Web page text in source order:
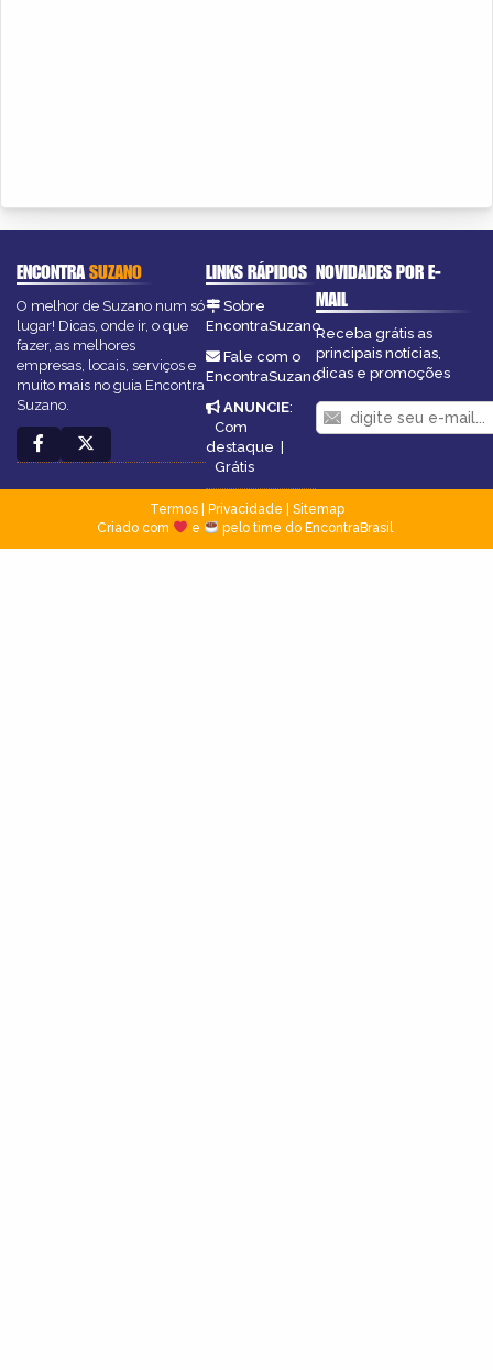
ENCONTRASUZANO
O melhor de Suzano num só
lugar! Dicas, onde ir, o que
fazer, as melhores
empresas, locais, serviços e
muito mais no guia Encontra
Suzano.
LINKS RÁPIDOS
Sobre
EncontraSuzano
Fale com o
EncontraSuzano
ANUNCIE:
Com
destaque |
Grátis
NOVIDADES POR E-
MAIL
Receba grátis as
principais notícias,
dicas e promoções
Termos| Privacidade
Sitemap
Criado com
e pelo time do EncontraBrasil